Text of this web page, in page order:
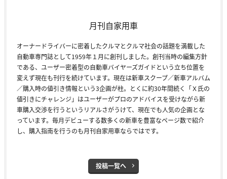
月刊自家用車
オーナードライバーに密着したクルマとクルマ社会の話題を満載した
自動車専門誌として1959年１月に創刊しました。創刊当時の編集方針
である、ユーザー密着型の自動車バイヤーズガイドという立ち位置を
変えず現在も刊行を続けています。現在は新車スクープ／新車アルバム
／購入時の値引き情報という3企画が柱。とくに約30年間続く「Ｘ氏の
値引きにチャレンジ」はユーザーがプロのアドバイスを受けながら新
車購入交渉を行うというリアルさがうけて、現在でも人気の企画とな
っています。毎月デビューする数多くの新車を豊富なページ数で紹介
し、購入指南を行うのも月刊自家用車ならではです。
投稿一覧へ